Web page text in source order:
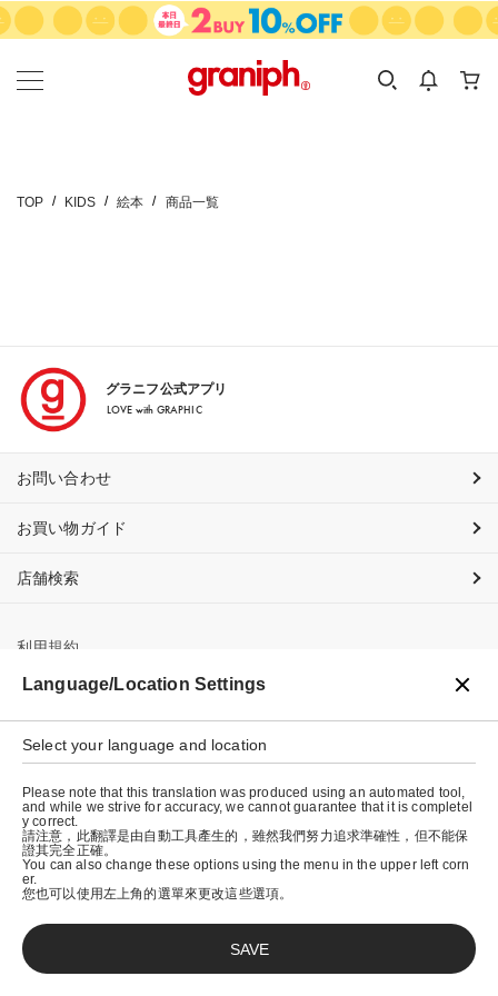
カテゴリーから探す
KIDS
カテゴリ
サイズ
TOP KIDS 絵本 商品一覧
グラニフ公式アプリ
LOVE with GRAPHIC
お問い合わせ
お買い物ガイド
店舗検索
利用規約
プライバシーポリシー
特定商取引法に基づく表示
会社概要
© graniph inc.
Language/Location Settings
Select your language and location
Please note that this translation was produced using an automated tool,
and while we strive for accuracy, we cannot guarantee that it is completel
y correct.
請注意，此翻譯是由自動工具產生的，雖然我們努力追求準確性，但不能保
證其完全正確。
You can also change these options using the menu in the upper left corn
er.
您也可以使用左上角的選單來更改這些選項。
SAVE